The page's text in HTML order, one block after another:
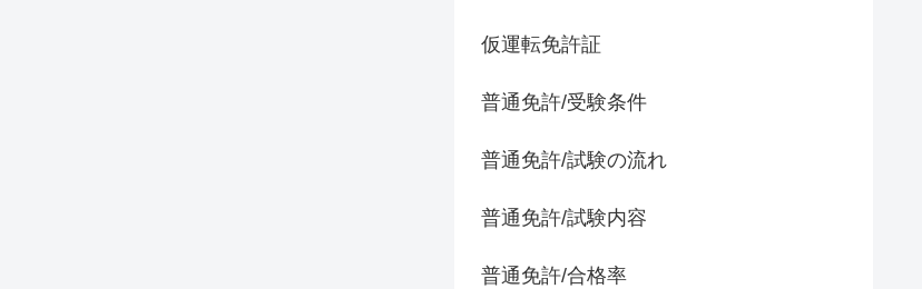
仮運転免許証
普通免許/受験条件
普通免許/試験の流れ
普通免許/試験内容
普通免許/合格率